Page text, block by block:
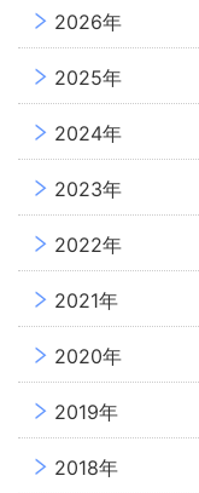
2026年
2025年
2024年
2023年
2022年
2021年
2020年
2019年
2018年